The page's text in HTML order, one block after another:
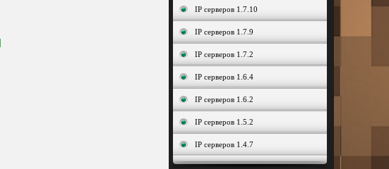
IP серверов 1.7.10
IP серверов 1.7.9
IP серверов 1.7.2
IP серверов 1.6.4
IP серверов 1.6.2
IP серверов 1.5.2
IP серверов 1.4.7